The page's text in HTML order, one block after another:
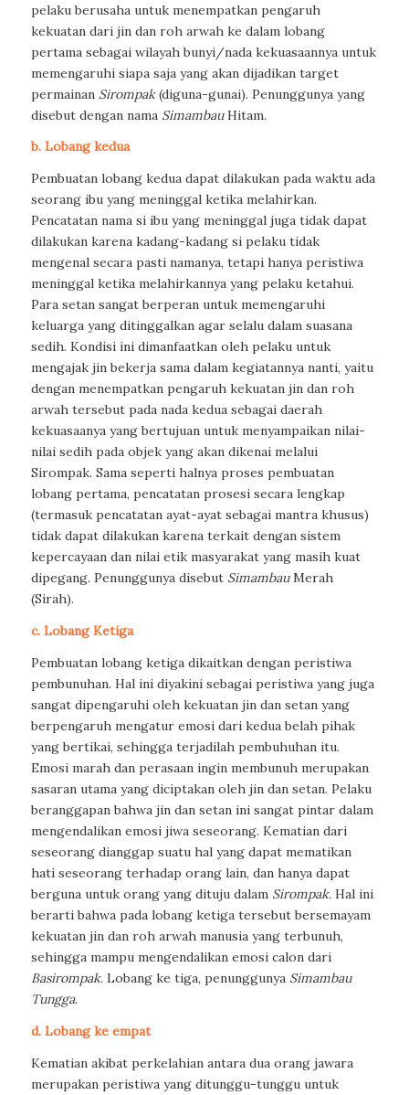
pelaku berusaha untuk menempatkan pengaruh
kekuatan dari jin dan roh arwah ke dalam lobang
pertama sebagai wilayah bunyi/nada kekuasaannya untuk
memengaruhi siapa saja yang akan dijadikan target
permainan Sirompak(diguna-gunai). Penunggunya yang
disebut dengan nama SimambauHitam.
b. Lobang kedua
Pembuatan lobang kedua dapat dilakukan pada waktu ada
seorang ibu yang meninggal ketika melahirkan.
Pencatatan nama si ibu yang meninggal juga tidak dapat
dilakukan karena kadang-kadang si pelaku tidak
mengenal secara pasti namanya, tetapi hanya peristiwa
meninggal ketika melahirkannya yang pelaku ketahui.
Para setan sangat berperan untuk memengaruhi
keluarga yang ditinggalkan agar selalu dalam suasana
sedih. Kondisi ini dimanfaatkan oleh pelaku untuk
mengajak jin bekerja sama dalam kegiatannya nanti, yaitu
dengan menempatkan pengaruh kekuatan jin dan roh
arwah tersebut pada nada kedua sebagai daerah
kekuasaanya yang bertujuan untuk menyampaikan nilai-
nilai sedih pada objek yang akan dikenai melalui
Sirompak. Sama seperti halnya proses pembuatan
lobang pertama, pencatatan prosesi secara lengkap
(termasuk pencatatan ayat-ayat sebagai mantra khusus)
tidak dapat dilakukan karena terkait dengan sistem
kepercayaan dan nilai etik masyarakat yang masih kuat
dipegang. Penunggunya disebut SimambauMerah
(Sirah).
c. Lobang Ketiga
Pembuatan lobang ketiga dikaitkan dengan peristiwa
pembunuhan. Hal ini diyakini sebagai peristiwa yang juga
sangat dipengaruhi oleh kekuatan jin dan setan yang
berpengaruh mengatur emosi dari kedua belah pihak
yang bertikai, sehingga terjadilah pembuhuhan itu.
Emosi marah dan perasaan ingin membunuh merupakan
sasaran utama yang diciptakan oleh jin dan setan. Pelaku
beranggapan bahwa jin dan setan ini sangat pintar dalam
mengendalikan emosi jiwa seseorang. Kematian dari
seseorang dianggap suatu hal yang dapat mematikan
hati seseorang terhadap orang lain, dan hanya dapat
berguna untuk orang yang dituju dalam Sirompak. Hal ini
berarti bahwa pada lobang ketiga tersebut bersemayam
kekuatan jin dan roh arwah manusia yang terbunuh,
sehingga mampu mengendalikan emosi calon dari
Basirompak. Lobang ke tiga, penunggunya Simambau
Tungga.
d. Lobang ke empat
Kematian akibat perkelahian antara dua orang jawara
merupakan peristiwa yang ditunggu-tunggu untuk